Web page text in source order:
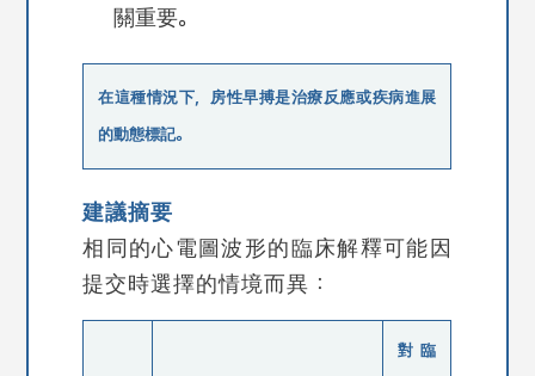
關重要。
在這種情況下，房性早搏是治療反應或疾病進展
的動態標記。
建議摘要
相同的心電圖波形的臨床解釋可能因
提交時選擇的情境而異：
對臨